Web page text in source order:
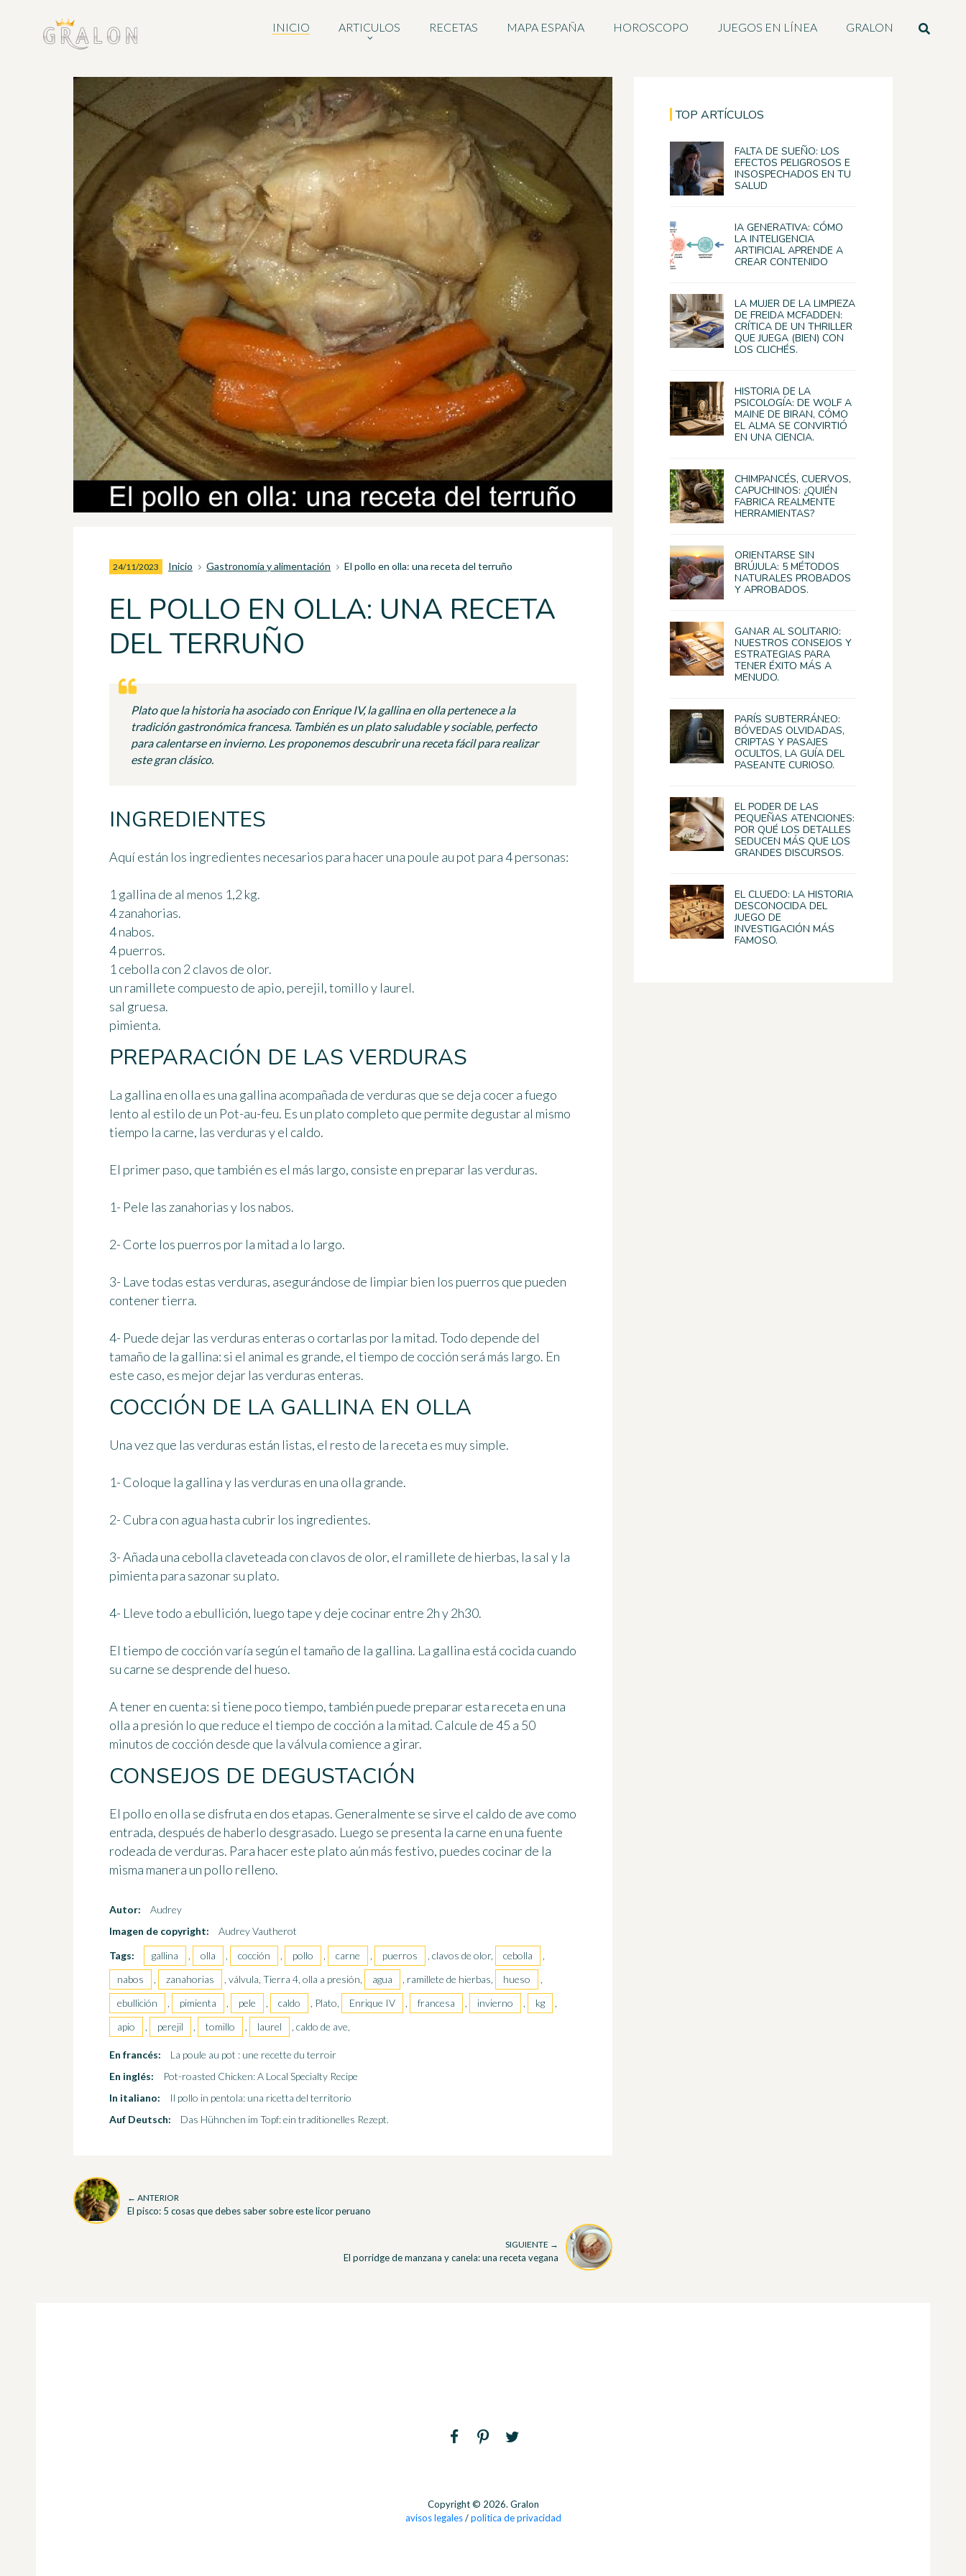
INICIO ARTICULOS RECETAS MAPA ESPAÑA HOROSCOPO JUEGOS EN LÍNEA GRALON
24/11/2023 Inicio Gastronomía y alimentación El pollo en olla: una receta del terruño
EL POLLO EN OLLA: UNA RECETA
DEL TERRUÑO
Plato que la historia ha asociado con Enrique IV, la gallina en olla pertenece a la
tradición gastronómica francesa. También es un plato saludable y sociable, perfecto
para calentarse en invierno. Les proponemos descubrir una receta fácil para realizar
este gran clásico.
INGREDIENTES
Aquí están los ingredientes necesarios para hacer una poule au pot para 4 personas:
1 gallina de al menos 1,2 kg.
4 zanahorias.
4 nabos.
4 puerros.
1 cebolla con 2 clavos de olor.
un ramillete compuesto de apio, perejil, tomillo y laurel.
sal gruesa.
pimienta.
PREPARACIÓN DE LAS VERDURAS
La gallina en olla es una gallina acompañada de verduras que se deja cocer a fuego
lento al estilo de un Pot-au-feu. Es un plato completo que permite degustar al mismo
tiempo la carne, las verduras y el caldo.
El primer paso, que también es el más largo, consiste en preparar las verduras.
1- Pele las zanahorias y los nabos.
2- Corte los puerros por la mitad a lo largo.
3- Lave todas estas verduras, asegurándose de limpiar bien los puerros que pueden
contener tierra.
4- Puede dejar las verduras enteras o cortarlas por la mitad. Todo depende del
tamaño de la gallina: si el animal es grande, el tiempo de cocción será más largo. En
este caso, es mejor dejar las verduras enteras.
COCCIÓN DE LA GALLINA EN OLLA
Una vez que las verduras están listas, el resto de la receta es muy simple.
1- Coloque la gallina y las verduras en una olla grande.
2- Cubra con agua hasta cubrir los ingredientes.
3- Añada una cebolla claveteada con clavos de olor, el ramillete de hierbas, la sal y la
pimienta para sazonar su plato.
4- Lleve todo a ebullición, luego tape y deje cocinarentre 2h y 2h30.
El tiempo de cocción varía según el tamaño de la gallina. La gallina está cocida cuando
su carne se desprende del hueso.
A tener en cuenta: si tiene poco tiempo, también puede preparar esta receta en una
olla a presión lo que reduce el tiempo de cocción a la mitad. Calcule de 45 a 50
minutos de cocción desde que la válvula comience a girar.
CONSEJOS DE DEGUSTACIÓN
El pollo en olla se disfruta en dos etapas. Generalmente se sirve el caldo de ave como
entrada, después de haberlo desgrasado. Luego se presenta la carne en una fuente
rodeada de verduras. Para hacer este plato aún más festivo, puedes cocinar de la
misma manera un pollo relleno.
Autor:
Audrey
Imagen de copyright:
Audrey Vautherot
Tags:
gallina , olla , cocción , pollo , carne , puerros , clavos de olor, cebolla
,
nabos
, zanahorias , válvula, Tierra 4, olla a presión, agua , ramillete de hierbas, hueso
,
ebullición
, pimienta , pele , caldo , Plato, Enrique IV , francesa , invierno , kg
,
apio
, perejil , tomillo , laurel , caldo de ave,
En francés:
La poule au pot : une recette du terroir
En inglés:
Pot-roasted Chicken: A Local Specialty Recipe
In italiano:
Il pollo in pentola: una ricetta del territorio
Auf Deutsch:
Das Hühnchen im Topf: ein traditionelles Rezept.
← ANTERIOR
El pisco: 5 cosas que debes saber sobre este licor peruano
SIGUIENTE →
El porridge de manzana y canela: una receta vegana
TOP ARTÍCULOS
FALTA DE SUEÑO: LOS
EFECTOS PELIGROSOS E
INSOSPECHADOS EN TU
SALUD
IA GENERATIVA: CÓMO
LA INTELIGENCIA
ARTIFICIAL APRENDE A
CREAR CONTENIDO
LA MUJER DE LA LIMPIEZA
DE FREIDA MCFADDEN:
CRÍTICA DE UN THRILLER
QUE JUEGA (BIEN) CON
LOS CLICHÉS.
HISTORIA DE LA
PSICOLOGÍA: DE WOLF A
MAINE DE BIRAN, CÓMO
EL ALMA SE CONVIRTIÓ
EN UNA CIENCIA.
CHIMPANCÉS, CUERVOS,
CAPUCHINOS: ¿QUIÉN
FABRICA REALMENTE
HERRAMIENTAS?
ORIENTARSE SIN
BRÚJULA: 5 MÉTODOS
NATURALES PROBADOS
Y APROBADOS.
GANAR AL SOLITARIO:
NUESTROS CONSEJOS Y
ESTRATEGIAS PARA
TENER ÉXITO MÁS A
MENUDO.
PARÍS SUBTERRÁNEO:
BÓVEDAS OLVIDADAS,
CRIPTAS Y PASAJES
OCULTOS, LA GUÍA DEL
PASEANTE CURIOSO.
EL PODER DE LAS
PEQUEÑAS ATENCIONES:
POR QUÉ LOS DETALLES
SEDUCEN MÁS QUE LOS
GRANDES DISCURSOS.
EL CLUEDO: LA HISTORIA
DESCONOCIDA DEL
JUEGO DE
INVESTIGACIÓN MÁS
FAMOSO.
Copyright © 2026. Gralon
avisos legales/politica de privacidad